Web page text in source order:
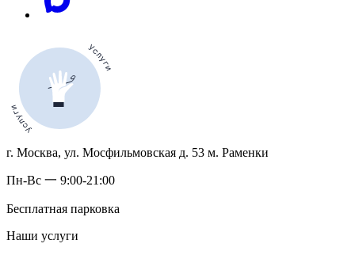
г. Москва, ул. Мосфильмовская д. 53 м. Раменки
Пн-Вс 一 9:00-21:00
Бесплатная парковка
Наши услуги